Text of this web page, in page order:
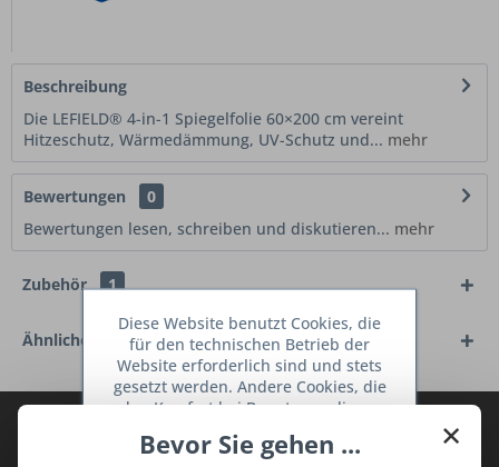
Beschreibung
Die LEFIELD® 4-in-1 Spiegelfolie 60×200 cm vereint
Hitzeschutz, Wärmedämmung, UV-Schutz und... mehr
Bewertungen
0
Bewertungen lesen, schreiben und diskutieren... mehr
Zubehör 1
Ähnliche Artikel
TraumKüche Newsletter und verpassen
×
Bevor Sie gehen ...
Diese Website benutzt Cookies, die
für den technischen Betrieb der
Website erforderlich sind und stets
gesetzt werden. Andere Cookies, die
den Komfort bei Benutzung dieser
dienen oder die Interaktion mit